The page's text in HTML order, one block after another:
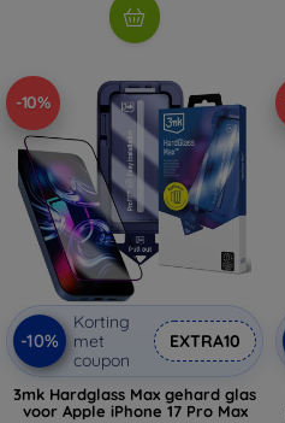
-10%
-10%
Korting
met
coupon
EXTRA10
3mk Hardglass Max gehard glas
voor Apple iPhone 17 Pro Max